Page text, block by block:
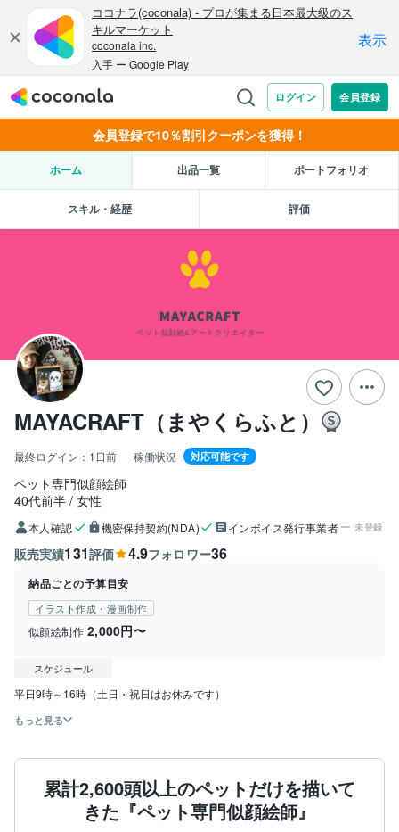
会員登録で10％割引クーポンを獲得！
ホーム 出品一覧 ポートフォリオ
スキル・経歴 評価
MAYACRAFT（まやくらふと）
最終ログイン： 1日前 稼働状況 対応可能です
ペット専門似顔絵師
40代前半 女性
本人確認 機密保持契約(NDA) インボイス発行事業者 未登録
販売実績131評価 4.9フォロワー36
納品ごとの予算目安
イラスト作成・漫画制作
似顔絵制作 2,000円〜
スケジュール
もっと見る
累計2,600頭以上のペットだけを描いて
きた『ペット専門似顔絵師』